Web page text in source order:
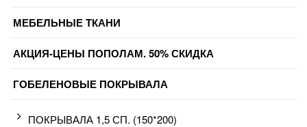
МЕБЕЛЬНЫЕ ТКАНИ
АКЦИЯ-ЦЕНЫ ПОПОЛАМ. 50% СКИДКА
ГОБЕЛЕНОВЫЕ ПОКРЫВАЛА
ПОКРЫВАЛА 1,5 СП. (150*200)